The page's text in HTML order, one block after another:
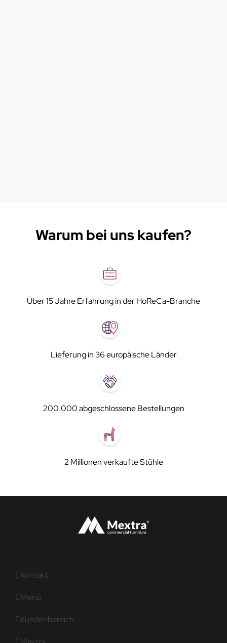
Warum bei uns kaufen?
Über 15 Jahre Erfahrung in der HoReCa-Branche
Lieferung in 36 europäische Länder
200.000 abgeschlossene Bestellungen
2 Millionen verkaufte Stühle
Kontakt
Menü
Kundenbereich